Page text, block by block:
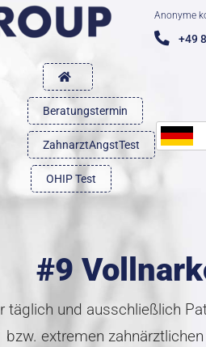
Anonyme
+49
Beratungstermin
ZahnarztAngstTest
OHIP Test
#9
täglich und ausschließlich
bzw. extremen